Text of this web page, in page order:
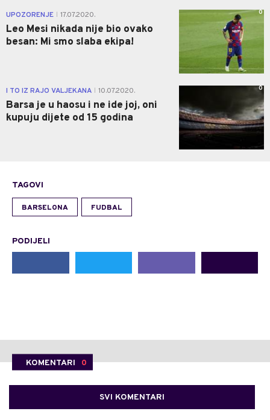
UPOZORENJE 17.07.2020.
Leo Mesi nikada nije bio ovako
besan: Mi smo slaba ekipa!
0
I TO IZ RAJO VALJEKANA 10.07.2020.
Barsa je u haosu i ne ide joj, oni
kupuju dijete od 15 godina
0
TAGOVI
BARSELONA FUDBAL
PODIJELI
KOMENTARI 0
SVI KOMENTARI